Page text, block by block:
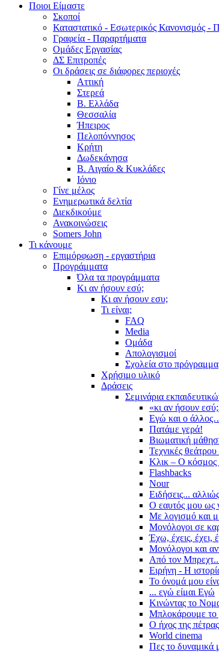
Ποιοι Είμαστε
Σκοποί
Καταστατικό - Εσωτερικός Κανονισμός -
Γραφεία - Παραρτήματα
Ομάδες Εργασίας
ΔΣ Επιτροπές
Οι δράσεις σε διάφορες περιοχές
Αττική
Στερεά
Β. Ελλάδα
Θεσσαλία
Ήπειρος
Πελοπόννησος
Κρήτη
Δωδεκάνησα
Β. Αιγαίο & Κυκλάδες
Ιόνιο
Γίνε μέλος
Ενημερωτικά δελτία
Διεκδικούμε
Ανακοινώσεις
Somers John
Τι κάνουμε
Επιμόρφωση - εργαστήρια
Προγράμματα
Όλα τα προγράμματα
Κι αν ήσουν εσύ;
Κι αν ήσουν εσυ;
Τι είναι;
FAQ
Media
Ομάδα
Απολογισμοί
Σχολεία στο πρόγραμμα
Χρήσιμο υλικό
Δράσεις
Σεμινάρια
«κι αν ήσουν
Εγώ και ο
Πατάμε γερά!
Βιωματική
Τεχνικές
Κλικ – Ο κόσμος
Flashbacks
Nour
Ειδήσεις... αλλιώς
Ο εαυτός μου ως
Με λογισμό και
Μονόλογοι σε
Έχω, έχεις, έχει,
Μονόλογοι και
Από τον
Ειρήνη - Η
Το όνομά μου
... εγώ είμαι Εγώ
Κινώντας το
Μπλοκάρουμε το
Ο ήχος της πέτρας
World cinema
Πες το δυναμικά